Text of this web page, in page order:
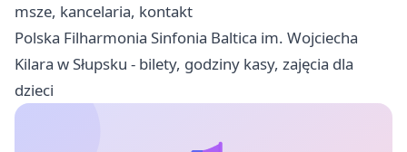
msze, kancelaria, kontakt
Polska Filharmonia Sinfonia Baltica im. Wojciecha
Kilara w Słupsku - bilety, godziny kasy, zajęcia dla
dzieci